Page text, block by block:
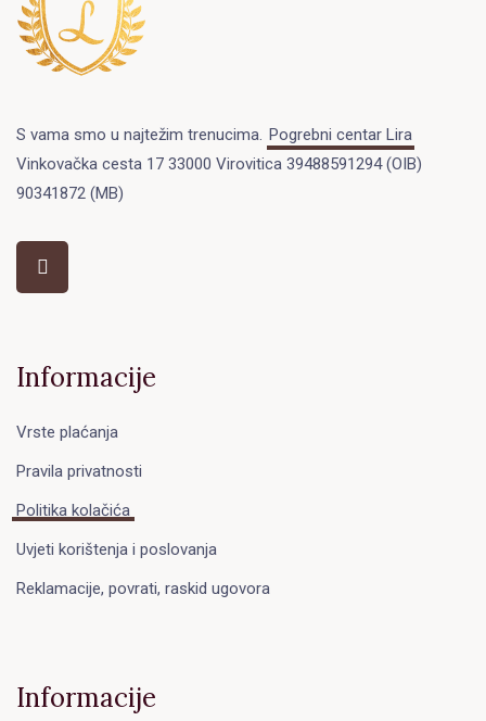
S vama smo u najtežim trenucima. Pogrebni centar Lira
Vinkovačka cesta 17 33000 Virovitica 39488591294 (OIB)
90341872 (MB)
Informacije
Vrste plaćanja
Pravila privatnosti
Politika kolačića
Uvjeti korištenja i poslovanja
Reklamacije, povrati, raskid ugovora
Informacije